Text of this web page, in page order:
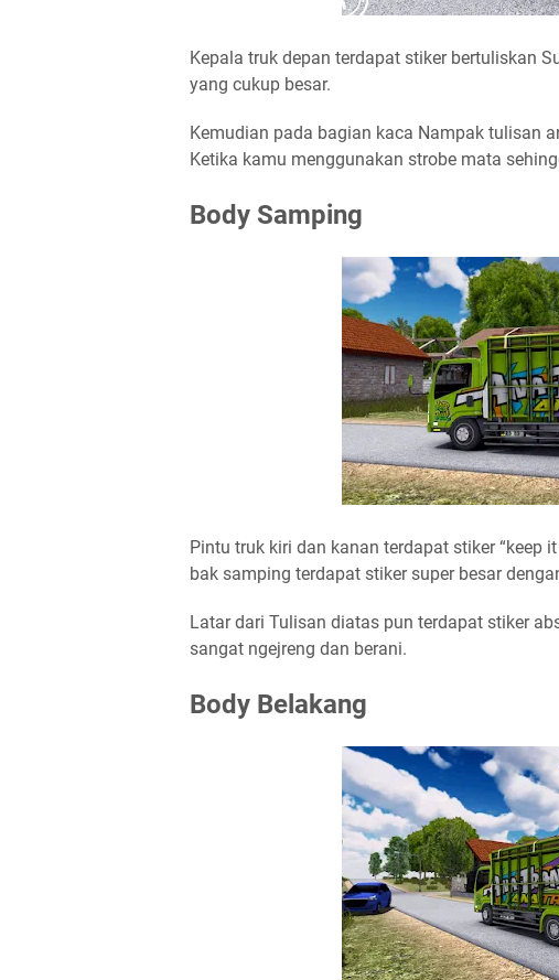
Kepala truk depan terdapat stiker bertuliskan
yang cukup besar.
Kemudian pada bagian kaca Nampak tulisan
Ketika kamu menggunakan strobe mata
Body Samping
Pintu truk kiri dan kanan terdapat stiker “keep
bak samping terdapat stiker super besar
Latar dari Tulisan diatas pun terdapat stiker
sangat ngejreng dan berani.
Body Belakang